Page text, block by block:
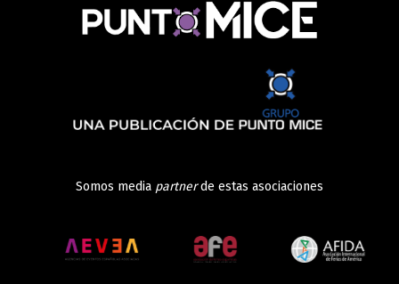
Somos media partnerde estas asociaciones